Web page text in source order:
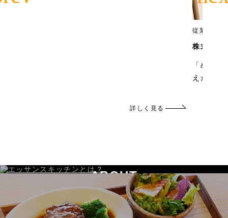
詳しく見る
従業員数
株式会社
「めち
えた、工
ABOUT
ESキッチンとは？